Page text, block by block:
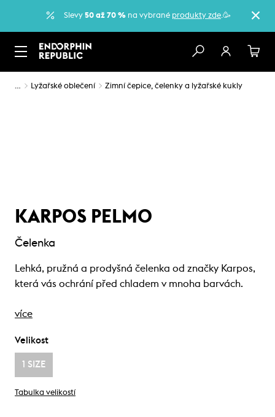
Slevy 50 až 70 % na vybrané produkty zde.🥳
… Lyžařské oblečení Zimní čepice, čelenky a lyžařské kukly
KARPOS PELMO
Čelenka
Lehká, pružná a prodyšná čelenka od značky Karpos,
která vás ochrání před chladem v mnoha barvách.
více
Velikost
1 SIZE
Tabulka velikostí